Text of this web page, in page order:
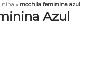
» mochila feminina azul
Azul